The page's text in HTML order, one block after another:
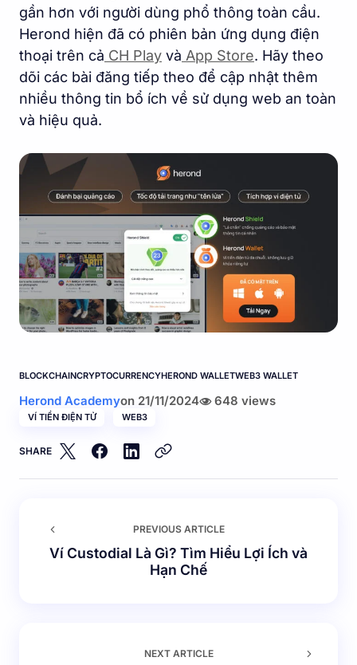
gần hơn với người dùng phổ thông toàn cầu.
Herond hiện đã có phiên bản ứng dụng điện
thoại trên cả CH Play và App Store. Hãy theo
dõi các bài đăng tiếp theo để cập nhật thêm
nhiều thông tin bổ ích về sử dụng web an toàn
và hiệu quả.
BLOCKCHAINCRYPTOCURRENCYHEROND WALLETWEB3 WALLET
Herond Academyon 21/11/2024 648 views
VÍ TIỀN ĐIỆN TỬ WEB3
SHARE
PREVIOUS ARTICLE
Ví Custodial Là Gì? Tìm Hiểu Lợi Ích và
Hạn Chế
NEXT ARTICLE